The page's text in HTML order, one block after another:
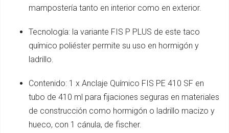
mampostería tanto en interior como en exterior.
Tecnología: la variante FIS P PLUS de este taco
químico poliéster permite su uso en hormigón y
ladrillo.
Contenido: 1 x Anclaje Químico FIS PE 410 SF en
tubo de 410 ml para fijaciones seguras en materiales
de construcción como hormigón o ladrillo macizo y
hueco, con 1 cánula, de fischer.